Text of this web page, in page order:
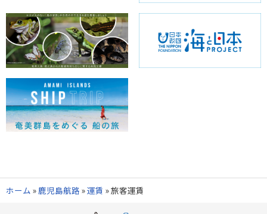
ホーム »鹿児島航路 »運賃 »旅客運賃